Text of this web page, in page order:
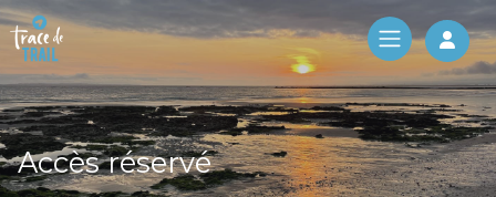
Log
Accès réservé